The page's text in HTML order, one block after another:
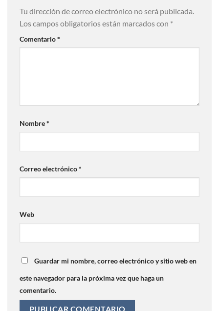
Tu dirección de correo electrónico no será publicada.
Los campos obligatorios están marcados con *
Comentario*
Nombre*
Correo electrónico*
Web
Guardar mi nombre, correo electrónico y sitio web en
este navegador para la próxima vez que haga un
comentario.